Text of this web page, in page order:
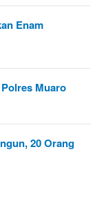
Enam
Muaro
20 Orang